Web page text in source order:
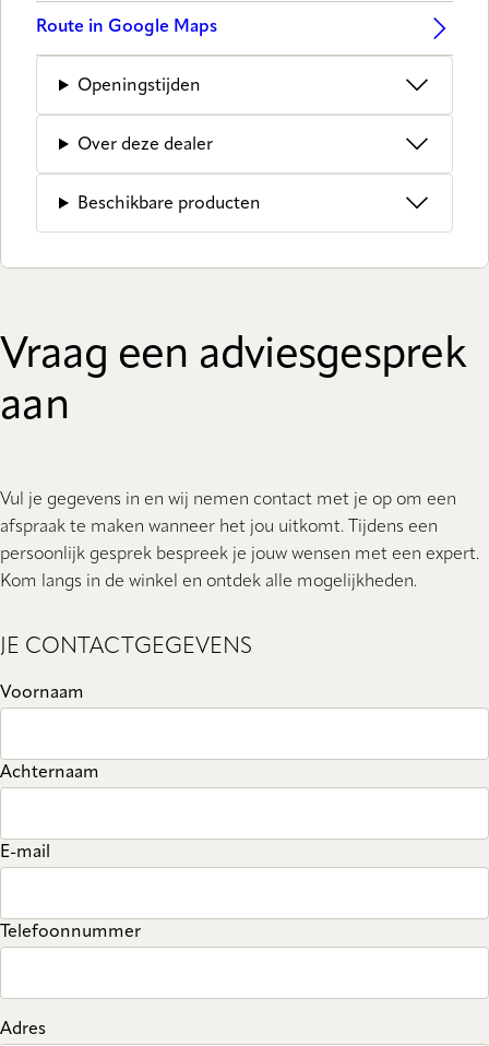
Route in Google Maps
Openingstijden
Over deze dealer
Beschikbare producten
Vraag een adviesgesprek
aan
Vul je gegevens in en wij nemen contact met je op om een
afspraak te maken wanneer het jou uitkomt. Tijdens een
persoonlijk gesprek bespreek je jouw wensen met een expert.
Kom langs in de winkel en ontdek alle mogelijkheden.
JE CONTACTGEGEVENS
Voornaam
Achternaam
E-mail
Telefoonnummer
Adres